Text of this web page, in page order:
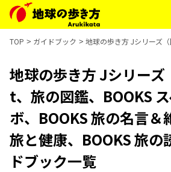
TOP ガイドブック 地球の歩き方 Jシリーズ
地球の歩き方 Jシリー
t、旅の図鑑、BOOKS
ボ、BOOKS 旅の名言＆
旅と健康、BOOKS 旅の
ドブック一覧